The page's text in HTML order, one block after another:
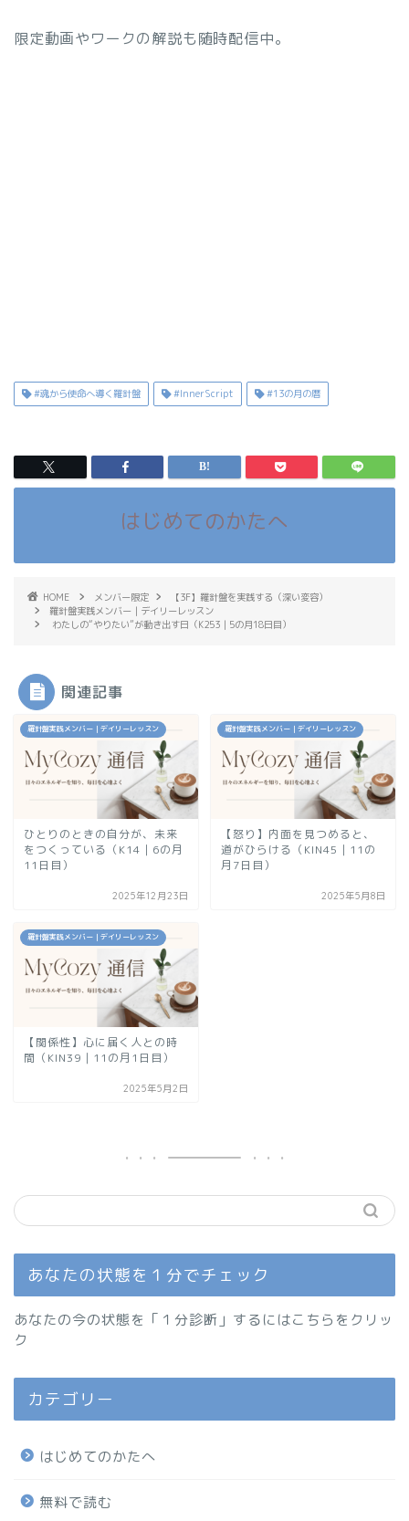
限定動画やワークの解説も随時配信中。
#魂から使命へ導く羅針盤 #InnerScript #13の月の暦
はじめてのかたへ
HOME メンバー限定
【3F】羅針盤を実践する（深い変容）
羅針盤実践メンバー｜デイリーレッスン
わたしの“やりたい”が動き出す日（K253｜5の月18日目）
関連記事
羅針盤実践メンバー｜デイリーレッスン
ひとりのときの自分が、未来
をつくっている（K14｜6の月
11日目）
2025年12月23日
羅針盤実践メンバー｜デイリーレッスン
【怒り】内面を見つめると、
道がひらける（KIN45｜11の
月7日目）
2025年5月8日
羅針盤実践メンバー｜デイリーレッスン
【関係性】心に届く人との時
間（KIN39｜11の月1日目）
2025年5月2日
あなたの状態を１分でチェック
あなたの今の状態を「１分診断」するにはこちらをクリッ
ク
カテゴリー
はじめてのかたへ
無料で読む